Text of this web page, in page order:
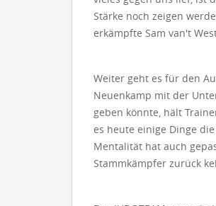
Stärke noch zeigen
erkämpfte Sam van't
Weiter geht es für den
Neuenkamp mit der
geben könnte, hält
es heute einige Dinge
Mentalität hat auch
Stammkämpfer zurück